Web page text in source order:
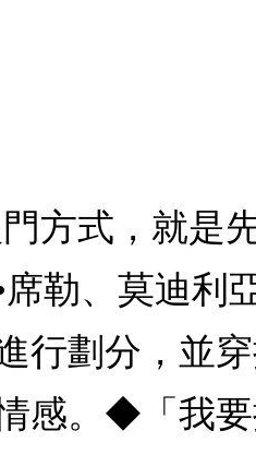
方式，就是
勒、莫迪利
劃分，並
感。◆「我